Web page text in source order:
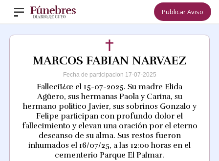
Publicar Aviso
MARCOS FABIAN NARVAEZ
Fecha de participacion 17-07-2025
Falleciï¿œ el 15-07-2025. Su madre Elida
Agüero, sus hermanas Paola y Carina, su
hermano politico Javier, sus sobrinos Gonzalo y
Felipe participan con profundo dolor el
fallecimiento y elevan una oración por el eterno
descanso de su alma. Sus restos fueron
inhumados el 16/07/25, a las 12:00 horas en el
cementerio Parque El Palmar.